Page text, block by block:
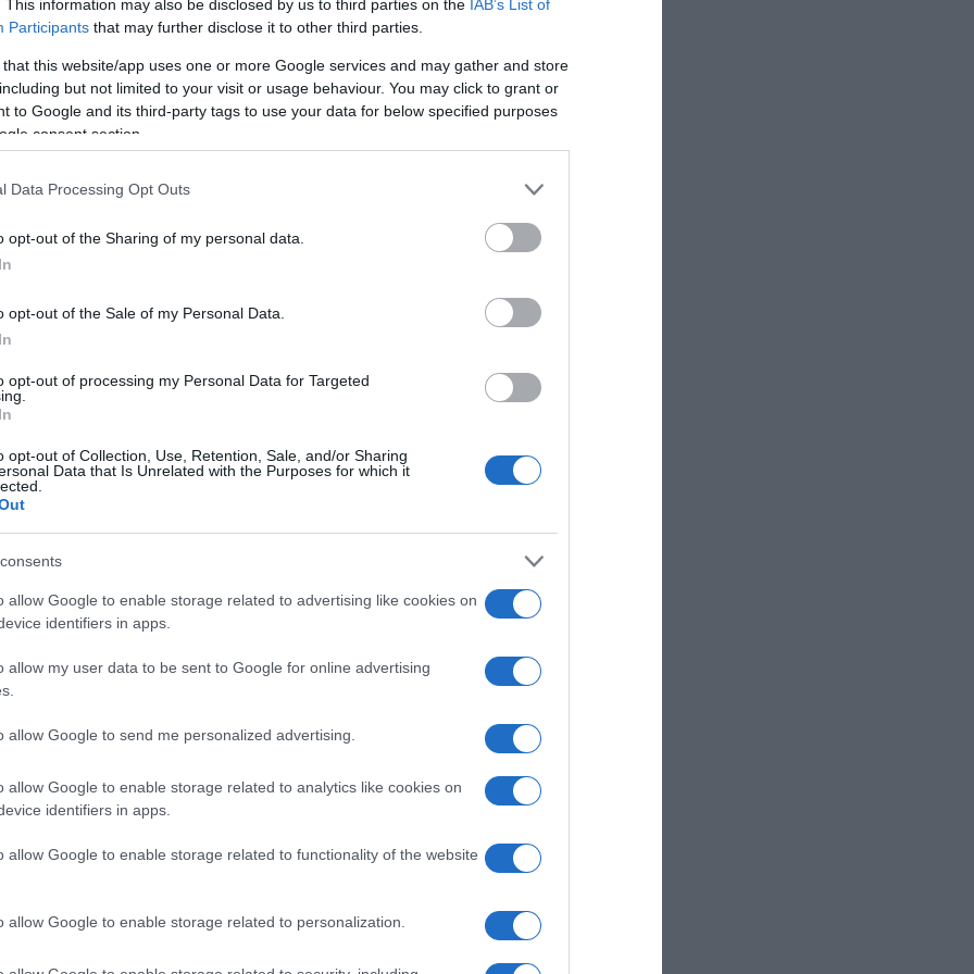
This information may also be disclosed by us to third parties on the IAB’s List of
Participants that may further disclose it to other third parties.
that this website/app uses one or more Google services and may gather and store
but not limited to your visit or usage behaviour. You may click to grant or
to Google and its third-party tags to use your data for below specified purposes
consent section.
Data Processing Opt Outs
opt-out of the Sharing of my personal data.
opt-out of the Sale of my Personal Data.
opt-out of processing my Personal Data for Targeted
opt-out of Collection, Use, Retention, Sale, and/or Sharing
Data that Is Unrelated with the Purposes for which it
allow Google to enable storage related to advertising like cookies on
identifiers in apps.
allow my user data to be sent to Google for online advertising
allow Google to send me personalized advertising.
allow Google to enable storage related to analytics like cookies on
identifiers in apps.
allow Google to enable storage related to functionality of the website
allow Google to enable storage related to personalization.
ντοκουμέντο από την εμπρηστική
Θεσσαλονίκη – Καρέ καρέ οι κινήσεις του
οι έρευνες των Αρχών
κύκλωμα που εξαπατούσε τον
– Συνελήφθη υποψήφιος βουλευτής,
από 405.000 ευρώ η ζημιά
και φαρμακοποιοί εξέδωσαν πάνω από 5.400 εικονικές
- 18:44
21χρονος οδηγός ταξί που χρέωσε
ευρώ για διαδρομή από το «Ελ. Βενιζέλος»
κέντρο της Αθήνας